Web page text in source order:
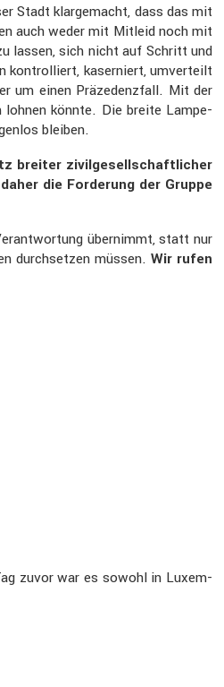
Stadt klarge­macht, dass das mit
auch weder mit Mitleid noch mit
lassen, sich nicht auf Schritt und
kontrol­liert, kaser­niert, umver­teilt
um einen Präze­denz­fall. Mit der
lohnen könnte. Die breite Lampe­
bleiben.
breiter zivil­ge­sell­schaft­li­cher
die Forde­rung der Gruppe
übernimmt, statt nur
durch­setzen müssen.Wir rufen
zuvor war es sowohl in Luxem­